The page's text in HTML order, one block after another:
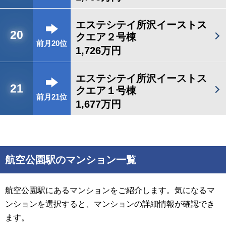
20
前月20位
エステシテイ所沢イーストス
クエア２号棟
1,726万円
21
前月21位
エステシテイ所沢イーストス
クエア１号棟
1,677万円
航空公園駅のマンション一覧
航空公園駅にあるマンションをご紹介します。気になるマ
ンションを選択すると、マンションの詳細情報が確認でき
ます。